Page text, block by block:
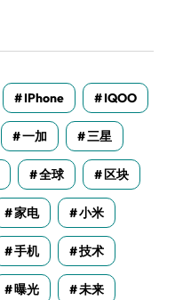
IPhone IQOO
一加 三星
全球 区块
家电 小米
手机 技术
曝光 未来